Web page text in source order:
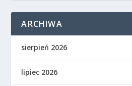
ARCHIWA
sierpień 2026
lipiec 2026